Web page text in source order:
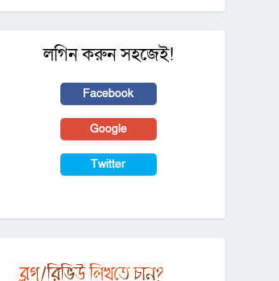
লগিন করুন সহজেই!
Facebook
Google
Twitter